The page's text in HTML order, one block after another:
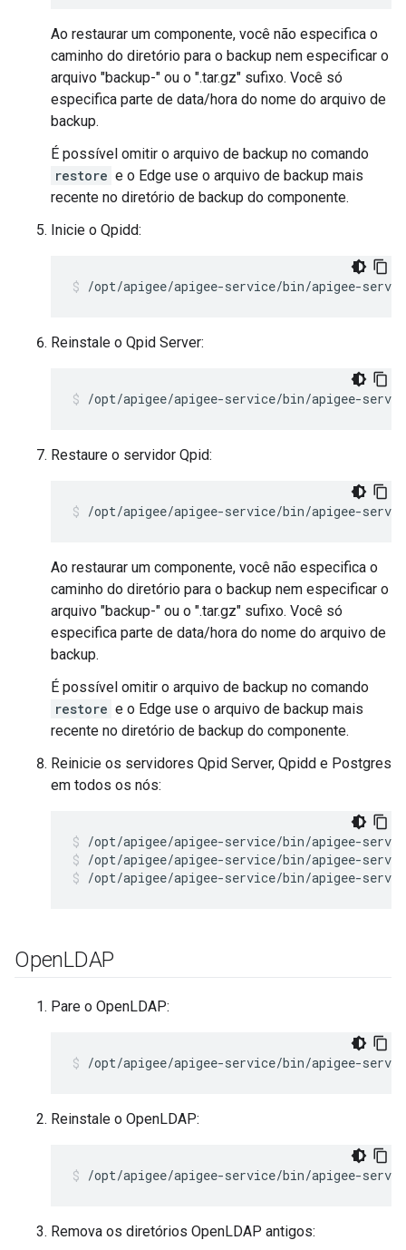
Ao restaurar um componente, você não especifica o
caminho do diretório para o backup nem especificar o
arquivo "backup-" ou o ".tar.gz" sufixo. Você só
especifica parte de data/hora do nome do arquivo de
backup.
É possível omitir o arquivo de backup no comando
restore e o Edge use o arquivo de backup mais
recente no diretório de backup do componente.
Inicie o Qpidd:
/opt/apigee/apigee-service/bin/apigee-
Reinstale o Qpid Server:
/opt/apigee/apigee-service/bin/apigee-
Restaure o servidor Qpid:
/opt/apigee/apigee-service/bin/apigee-
Ao restaurar um componente, você não especifica o
caminho do diretório para o backup nem especificar o
arquivo "backup-" ou o ".tar.gz" sufixo. Você só
especifica parte de data/hora do nome do arquivo de
backup.
É possível omitir o arquivo de backup no comando
restore e o Edge use o arquivo de backup mais
recente no diretório de backup do componente.
Reinicie os servidores Qpid Server, Qpidd e Postgres
em todos os nós:
/opt/apigee/apigee-service/bin/apigee-
/opt/apigee/apigee-service/bin/apigee-
OpenLDAP
Pare o OpenLDAP:
/opt/apigee/apigee-service/bin/apigee-
Reinstale o OpenLDAP:
/opt/apigee/apigee-service/bin/apigee-
Remova os diretórios OpenLDAP antigos: